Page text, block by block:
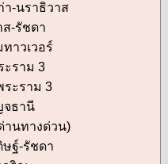
า-นราธิวาส
ส-รัชดา
าวเวอร์
ะราม 3
ระราม 3
จธานี
านทางด่วน)
ษฐ์-รัชดา